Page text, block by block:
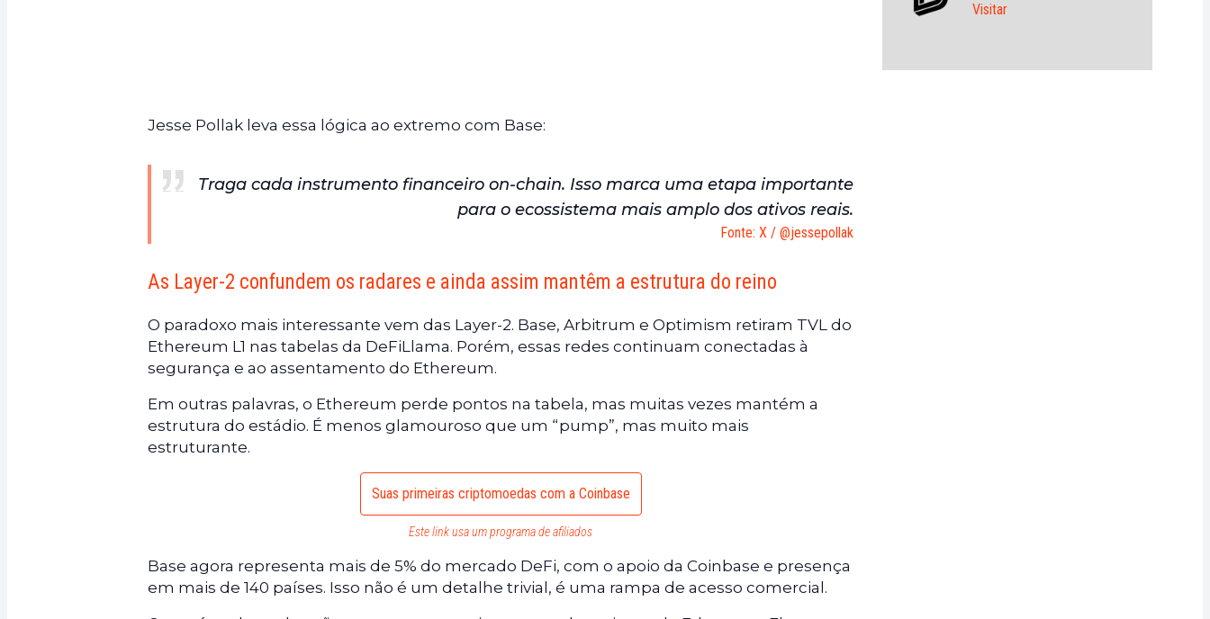
Jesse Pollak leva essa lógica ao extremo com Base:
Traga cada instrumento financeiro on-chain. Isso marca uma etapa importante
para o ecossistema mais amplo dos ativos reais.
Fonte: X / @jessepollak
As Layer-2 confundem os radares e ainda assim mantêm a estrutura do reino
O paradoxo mais interessante vem das Layer-2. Base, Arbitrum e Optimism retiram TVL do
Ethereum L1 nas tabelas da DeFiLlama. Porém, essas redes continuam conectadas à
segurança e ao assentamento do Ethereum.
Em outras palavras, o Ethereum perde pontos na tabela, mas muitas vezes mantém a
estrutura do estádio. É menos glamouroso que um “pump”, mas muito mais
estruturante.
Suas primeiras criptomoedas com a Coinbase
Este link usa um programa de afiliados
Base agora representa mais de 5% do mercado DeFi, com o apoio da Coinbase e presença
em mais de 140 países. Isso não é um detalhe trivial, é uma rampa de acesso comercial.
Visitar